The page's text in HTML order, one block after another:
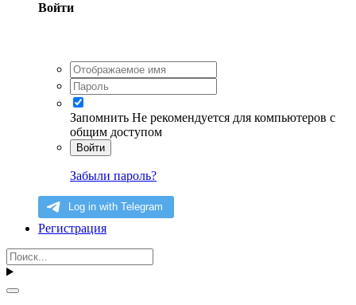
Войти
Запомнить Не рекомендуется для компьютеров с
общим доступом
Войти
Забыли пароль?
Регистрация